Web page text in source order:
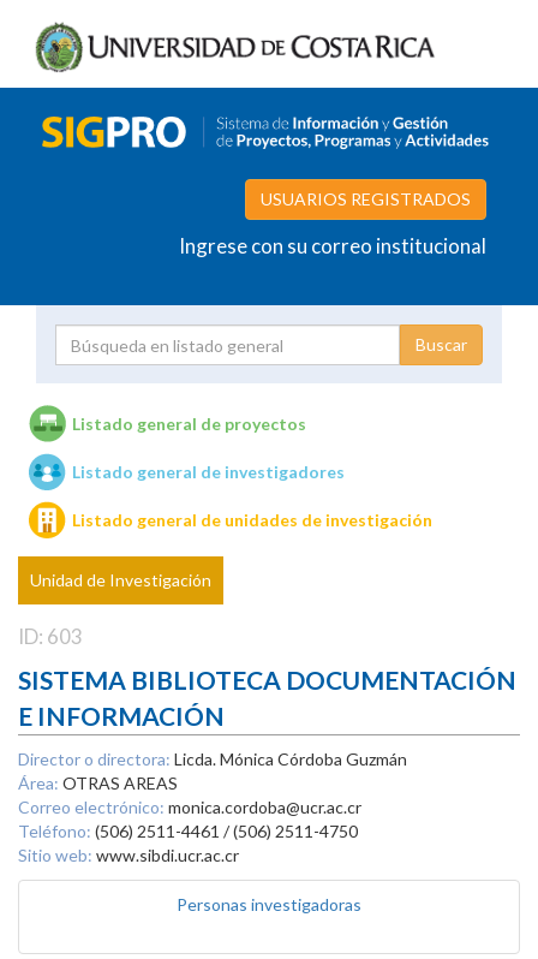
USUARIOS REGISTRADOS
Ingrese con su correo institucional
Unidades de investigación
Listado general de proyectos
Listado general de investigadores
Listado general de unidades de investigación
Unidad de Investigación
ID: 603
SISTEMA BIBLIOTECA DOCUMENTACIÓN
E INFORMACIÓN
Director o directora: Licda. Mónica Córdoba Guzmán
Área: OTRAS AREAS
Correo electrónico: monica.cordoba@ucr.ac.cr
Teléfono: (506) 2511-4461 / (506) 2511-4750
Sitio web: www.sibdi.ucr.ac.cr
Personas investigadoras